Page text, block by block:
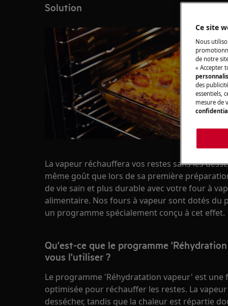
Solution
La vapeur réchauffera vos restes sans les
même goût que lors de sa première
de vie sain et plus durable avec votre four à
alimentaire. Nos fours à vapeur sont dotés du
un programme spécialement conçu à cet effet.
Qu'est-ce que le programme
vous l'utiliser ?
Le programme 'Réhydratation vapeur' est une
optimisée pour réchauffer les restes. La
dessécher, tandis que la chaleur est répartie
Ce site
Nous
de notre
« Accepter
des
essentiels,
mesure de